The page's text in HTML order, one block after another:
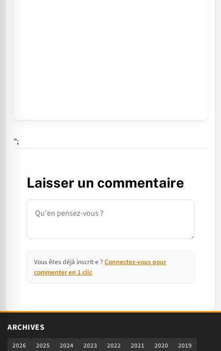
";
Laisser un commentaire
Commentaire
Vous êtes déjà inscrit·e ? Connectez-vous pour
commenter en 1 clic
ARCHIVES
2026 2025 2024 2023 2022 2021 2020
2019